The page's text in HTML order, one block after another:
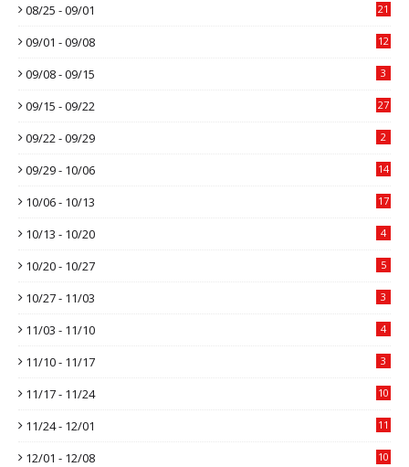
08/25 - 09/01 21
09/01 - 09/08 12
09/08 - 09/15 3
09/15 - 09/22 27
09/22 - 09/29 2
09/29 - 10/06 14
10/06 - 10/13 17
10/13 - 10/20 4
10/20 - 10/27 5
10/27 - 11/03 3
11/03 - 11/10 4
11/10 - 11/17 3
11/17 - 11/24 10
11/24 - 12/01 11
12/01 - 12/08 10